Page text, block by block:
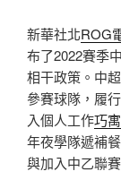
新華社北ROG
布了2022賽季
相干政策。中
參賽球隊，履
入個人工作巧
年夜學隊遞補
與加入中乙聯賽